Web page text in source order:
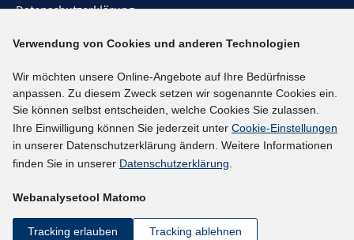
Datenschutzerklärung
Barrieren melden
Social-Media-Kanäle
BlueSky
YouTube
LinkedIn
kununu
Netiquette
Verwendung von Cookies und anderen Technologien
Wir möchten unsere Online-Angebote auf Ihre Bedürfnisse
anpassen. Zu diesem Zweck setzen wir sogenannte Cookies ein.
Sie können selbst entscheiden, welche Cookies Sie zulassen.
Ihre Einwilligung können Sie jederzeit unter Cookie-Einstellungen
in unserer Datenschutzerklärung ändern. Weitere Informationen
finden Sie in unserer Datenschutzerklärung.
Webanalysetool Matomo
Tracking erlauben Tracking ablehnen